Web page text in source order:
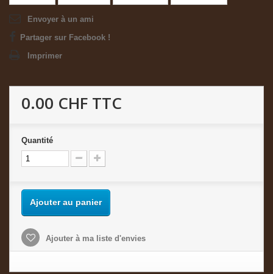
Envoyer à un ami
Partager sur Facebook !
Imprimer
0.00 CHF TTC
Quantité
Ajouter au panier
Ajouter à ma liste d'envies